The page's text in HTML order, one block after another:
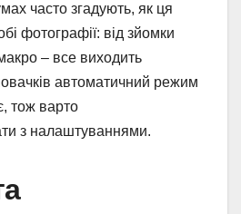
часто згадують, як ця
фотографії: від зйомки
– все виходить
автоматичний режим
тож варто
з налаштуваннями.